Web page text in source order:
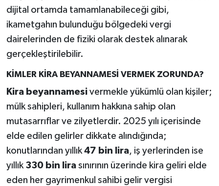
dijital ortamda tamamlanabileceği gibi,
ikametgahın bulunduğu bölgedeki vergi
dairelerinden de fiziki olarak destek alınarak
gerçekleştirilebilir.
KİMLER KİRA BEYANNAMESİ VERMEK ZORUNDA?
Kira beyannamesivermekle yükümlü olan kişiler;
mülk sahipleri, kullanım hakkına sahip olan
mutasarrıflar ve zilyetlerdir. 2025 yılı içerisinde
elde edilen gelirler dikkate alındığında;
konutlarından yıllık 47 bin lira, iş yerlerinden ise
yıllık 330 bin lirasınırının üzerinde kira geliri elde
eden her gayrimenkul sahibi gelir vergisi